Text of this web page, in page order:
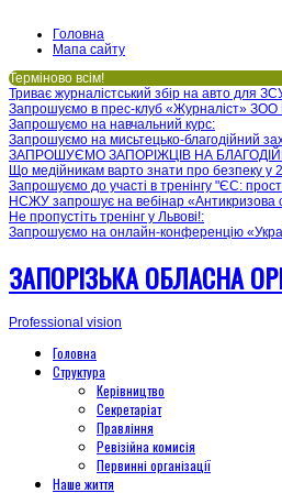
Головна
Мапа сайту
Терміново всім!
Триває журналістський збір на авто для
Запрошуємо в прес-клуб «Журналіст»
Запрошуємо на навчальний курс:
Запрошуємо на мисьтецько-благодійний
ЗАПРОШУЄМО ЗАПОРІЖЦІВ НА
Що медійникам варто знати про безпеку у
Запрошуємо до участі в тренінгу "ЄС:
НСЖУ запрошує на вебінар «Антикризова
Не пропустіть тренінг у Львові!:
Запрошуємо на онлайн-конференцію
ЗАПОРІЗЬКА ОБЛАСНА
Professional vision
Головна
Структура
Керівництво
Секретаріат
Правління
Ревізійна комисія
Первинні організації
Наше життя